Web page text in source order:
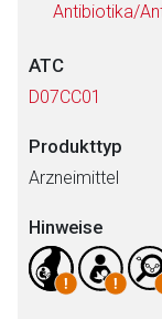
Antibiotika/
ATC
D07CC01
Produkttyp
Arzneimittel
Hinweise